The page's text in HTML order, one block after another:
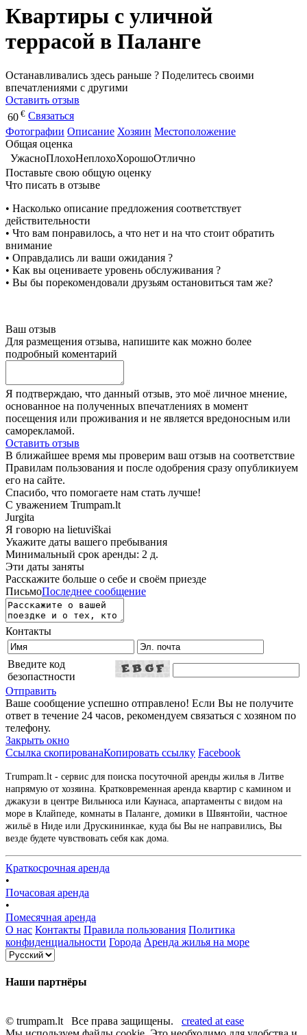
Квартиры с уличной
террасой в Паланге
Останавливались здесь раньше ? Поделитесь своими
впечатлениями с другими
Оставить отзыв
60 € Связаться
Фотографии Описание Хозяин Местоположение
Общая оценка
УжасноПлохоНеплохоХорошоОтлично
Поставьте свою общую оценку
Что писать в отзыве
• Насколько описание предложения соответствует
действительности
• Что вам понравилось, а что нет и на что стоит обратить
внимание
• Оправдались ли ваши ожидания ?
• Как вы оцениваете уровень обслуживания ?
• Вы бы порекомендовали друзьям остановиться там же?
Ваш отзыв
Для размещения отзыва, напишите как можно более
подробный коментарий
Я подтверждаю, что данный отзыв, это моё личное мнение,
основанное на полученных впечатлениях в момент
посещения или проживания и не является вредоносным или
саморекламой.
Оставить отзыв
В ближайшее время мы проверим ваш отзыв на соответствие
Правилам пользования и после одобрения сразу опубликиуем
его на сайте.
Спасибо, что помогаете нам стать лучше!
С уважением Trumpam.lt
Jurgita
Я говорю на lietuviškai
Укажите даты вашего пребывания
Минимальный срок аренды: 2 д.
Эти даты заняты
Расскажите больше о себе и своём приезде
ПисьмоПоследнее сообщение
Контакты
Введите код
безопастности
Отправить
Ваше сообщение успешно отправлено! Если Вы не получите
ответ в течение 24 часов, рекомендуем связаться с хозяном по
телефону.
Закрыть окно
Ссылка скопированаКопировать ссылку Facebook
Trumpam.lt - сервис для поиска посуточной аренды жилья в Литве
напрямую от хозяина. Кратковременная аренда квартир с камином и
джакузи в центре Вильнюса или Каунаса, апартаменты с видом на
море в Клайпеде, комнаты в Паланге, домики в Швянтойи, частное
жильё в Ниде или Друскининкае, куда бы Вы не направились, Вы
везде будете чувствовать себя как дома.
Краткосрочная аренда
•
Почасовая аренда
•
Помесячная аренда
О нас Контакты Правила пользования Политика
конфиденциальности Города Аренда жилья на море
Наши партнёры
© trumpam.lt Все права защищены. created at ease